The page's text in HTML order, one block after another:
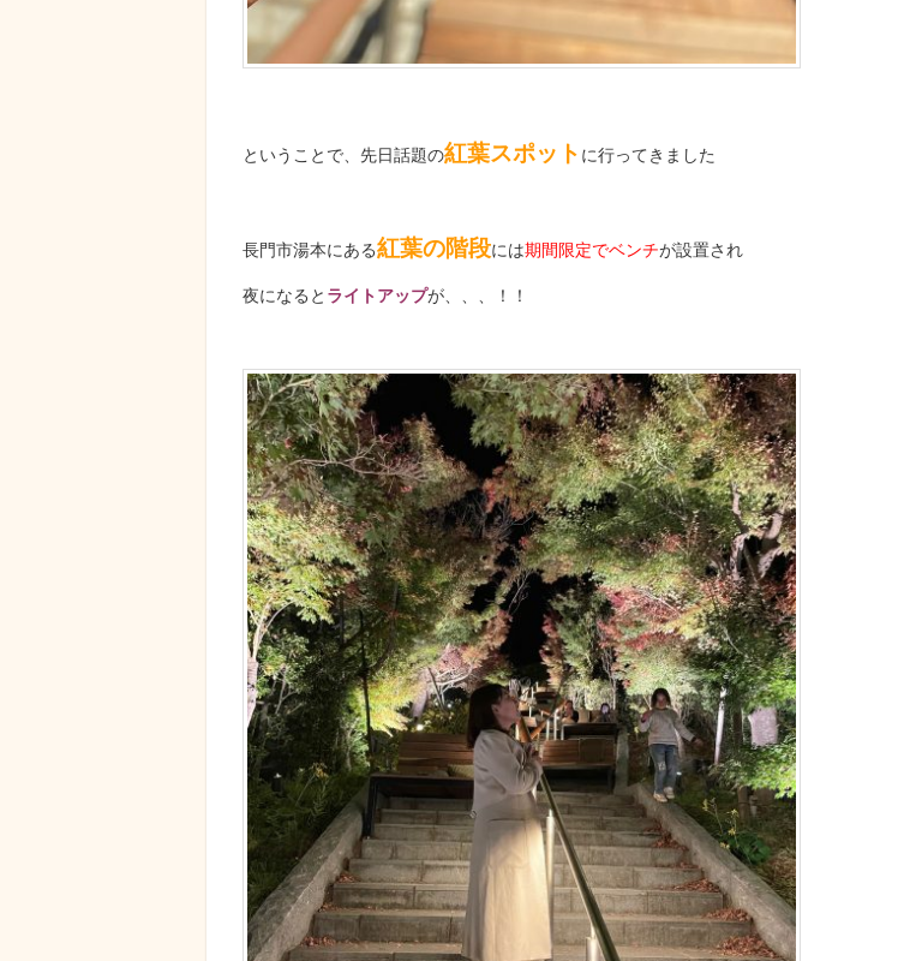
ということで、先日話題の紅葉スポット に行ってきました
長門市湯本にある紅葉の階段には期間限定でベンチが設置され
夜になると ライトアップが、、、！！